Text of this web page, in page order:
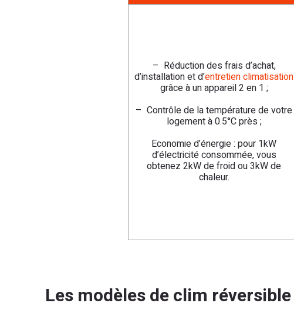
– Réduction des frais d’achat,
d’installation et d’entretien climatisation
grâce à un appareil 2 en 1 ;
– Contrôle de la température de votre
logement à 0.5°C près ;
Economie d’énergie : pour 1kW
d’électricité consommée, vous
obtenez 2kW de froid ou 3kW de
chaleur.
Les modèles de clim réversible